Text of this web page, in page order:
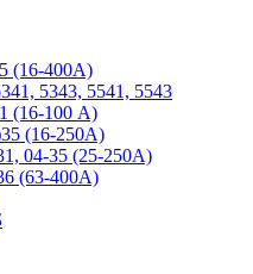
(16-400А)
5343, 5541, 5543
(16-100 А)
(16-250А)
04-35 (25-250А)
(63-400А)